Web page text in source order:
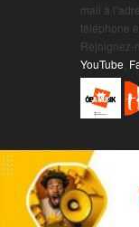
mail à
téléphone
Rejoignez-
YouTube